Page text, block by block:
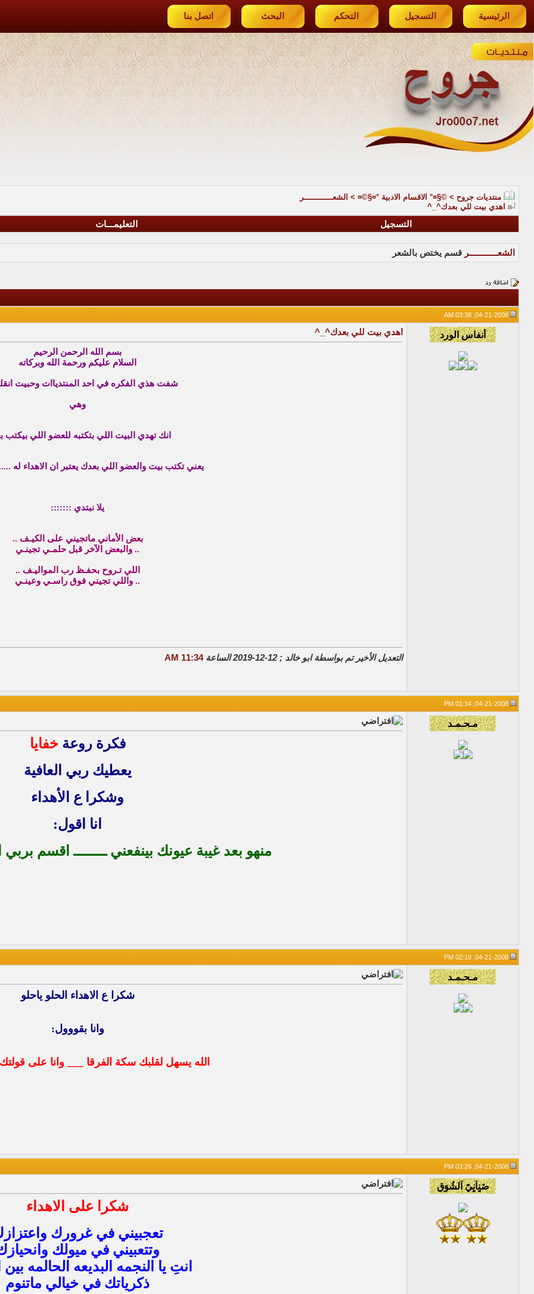
الرئيسية التسجيل التحكم البحث اتصل بنا
منتديات جروح > ©§¤° الاقسام الادبية °¤§©¤ > الشعــــــــــــر
اهدي بيت للي بعدك^_^
التسجيل التعليمـــات
الشعــــــــــــر قسم يختص بالشعر
اهدي بيت للي بعدك^_^
بسم الله الرحمن الرحيم
السلام عليكم ورحمة الله وبركاته
شفت هذي الفكره في احد المنتدياات وحبيت
وهي
انك تهدي البيت اللي بتكتبه للعضو اللي بيكتب
يعني تكتب بيت والعضو اللي بعدك يعتبر ان الاهداء له
يلا نبتدي :::::::
بعض الأماني ماتجيني على الكيـف ..
.. والبعض الآخر قبل حلمـي تجينـي
اللي تـروح بحفـظ رب المواليـف ..
.. واللي تجيني فوق راسـي وعينـي
التعديل الأخير تم بواسطة ابو خالد ; 12-12-2019 الساعة 11:34 AM
فكرة روعة خفايا
يعطيك ربي العافية
وشكرا ع الأهداء
انا اقول:
منهو بعد غيبة عيونك بينفعني ــــــــ اقسم
شكرا ع الاهداء الحلو ياحلو
وانا بقووول:
الله يسهل لقلبك سكة الفرقا ___ وانا على
شكرا على الاهداء
تعجبيني في غرورك
وتتعبيني في ميولك
انتِ يا النجمه البديعه الحالمه
ذكرياتك في خيالي ماتنوم